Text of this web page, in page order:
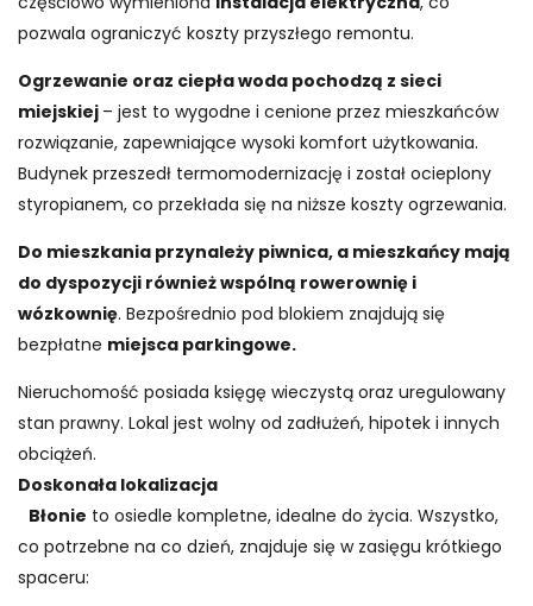
pozwala ograniczyć koszty przyszłego remontu.
Ogrzewanie oraz ciepła woda pochodzą z sieci
miejskiej – jest to wygodne i cenione przez mieszkańców
rozwiązanie, zapewniające wysoki komfort użytkowania.
Budynek przeszedł termomodernizację i został ocieplony
styropianem, co przekłada się na niższe koszty ogrzewania.
Do mieszkania przynależy piwnica, a mieszkańcy mają
do dyspozycji również wspólną rowerownię i
wózkownię. Bezpośrednio pod blokiem znajdują się
bezpłatne miejsca parkingowe.
Nieruchomość posiada księgę wieczystą oraz uregulowany
stan prawny. Lokal jest wolny od zadłużeń, hipotek i innych
obciążeń.
Doskonała lokalizacja
Błonie to osiedle kompletne, idealne do życia. Wszystko,
co potrzebne na co dzień, znajduje się w zasięgu krótkiego
spaceru: